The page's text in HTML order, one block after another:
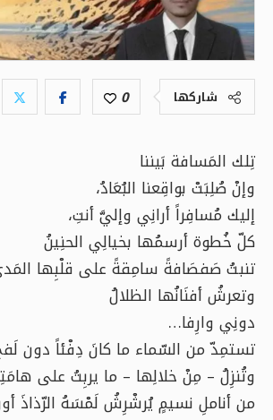
شاركها 0
تِلك المَسافة بَيننا
وإنْ صُلِبَتْ بواقِعنا البُعَادُ،
إليك مُسافِراً أرانِي وإليَّ أنتِ،
كلّ خُطوة أرسمُها بخيالِي الحنِينُ
تنبتُ صَفصَافةً سامِقةً على قلْبِها
وتعرشُ أفنَانُها الظلالُ
دونِي وارِفا…
تستمِدّ من السّماء ما كانَ دِفْئاً دون
وتُنزِلُ – مِنْ خلالِها – ما يربِتُ على
من أناملِ نسيمٍ يُرشْرِشُ لَمْسَهُ الرّذاذَ